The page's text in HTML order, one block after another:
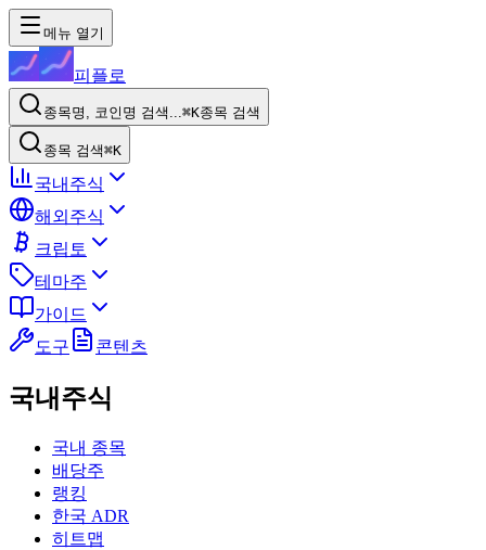
메뉴 열기
피플로
종목명, 코인명 검색...⌘K종목 검색
종목 검색⌘K
국내주식
해외주식
크립토
테마주
가이드
도구
콘텐츠
국내주식
국내 종목
배당주
랭킹
한국 ADR
히트맵